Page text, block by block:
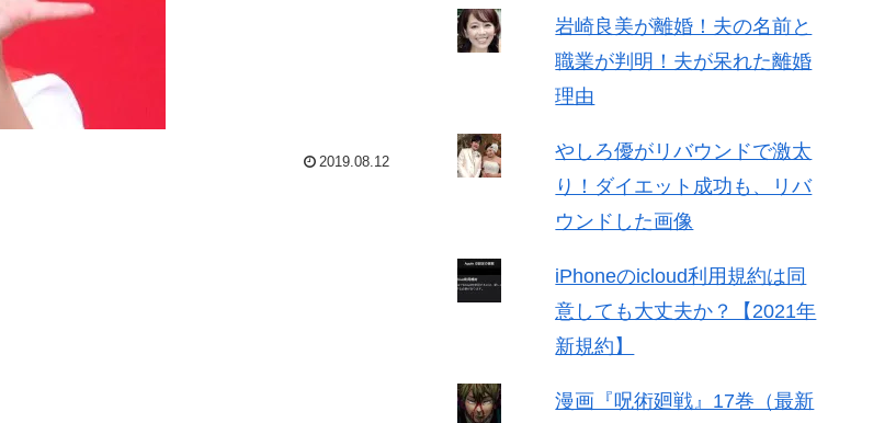
2019.08.12
岩崎良美が離婚！夫の名前と
職業が判明！夫が呆れた離婚
理由
やしろ優がリバウンドで激太
り！ダイエット成功も、リバ
ウンドした画像
iPhoneのicloud利用規約は同
意しても大丈夫か？【2021年
新規約】
漫画『呪術廻戦』17巻（最新